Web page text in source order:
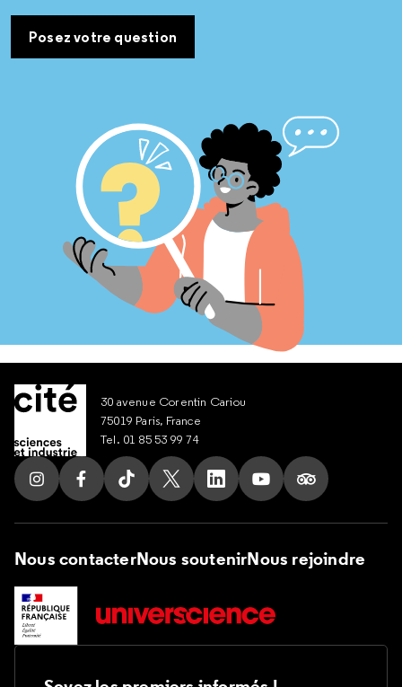
Posez votre question
30 avenue Corentin Cariou
75019 Paris, France
Tel. 01 85 53 99 74
Suivez nous sur Instagram
Suivez nous sur Facebook
Suivez nous sur Tik Tok
Suivez nous sur X
Suivez nous sur LinkedIn
Suivez nous sur
Suivez nous
Nous contacterNous soutenirNous rejoindre